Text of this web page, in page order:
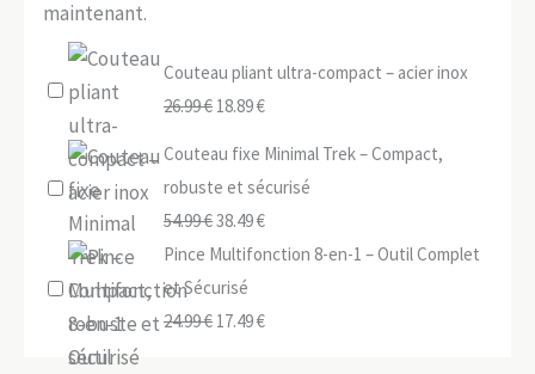
maintenant.
Couteau pliant ultra-compact – acier inox
26.99€ Le
18.89€Le
Couteau fixe Minimal Trek – Compact,
robuste et sécurisé
54.99€Le
prix
initial
était :
38.49€Le
prix
est :
Pince Multifonction 8-en-1 – Outil Complet
et Sécurisé
24.99€ Le
17.49€Le